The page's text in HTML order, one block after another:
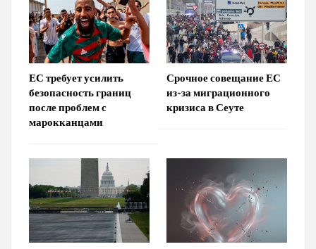
ЕС требует усилить
безопасность границ
после проблем с
марокканцами
Срочное совещание ЕС
из-за миграционного
кризиса в Сеуте